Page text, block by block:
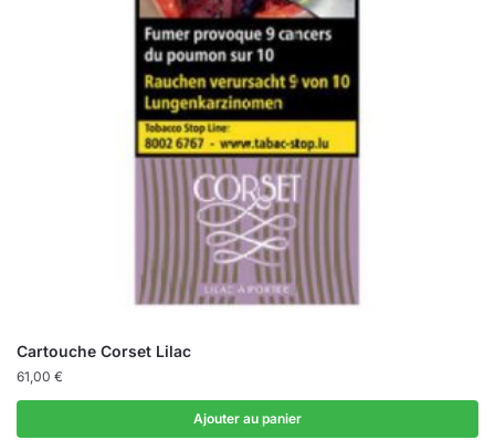
Cartouche Corset Lilac
61,00 €
Ajouter au panier